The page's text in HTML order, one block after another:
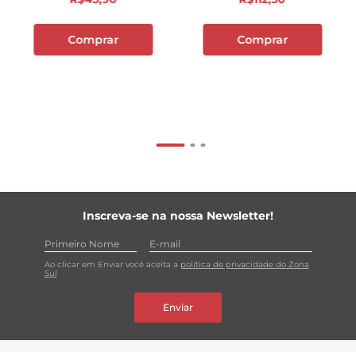
Comprar Comprar
Inscreva-se na nossa Newsletter!
Ao clicar em Enviar você aceita a política de privacidade do Zona
Sul
Enviar